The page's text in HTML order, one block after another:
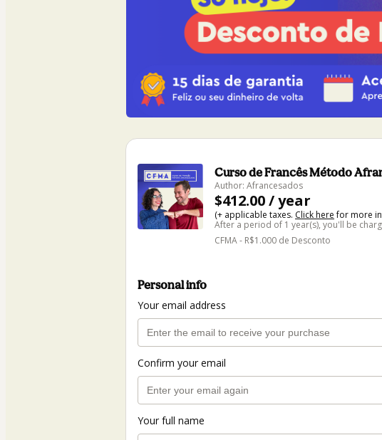
Curso de Francês Método
Author: Afrancesados
$412.00 / year
(+ applicable taxes. Click herefor more
After a period of 1 year(s), you'll be
CFMA - R$1.000 de Desconto
Personal info
Your email address
Confirm your email
Your full name